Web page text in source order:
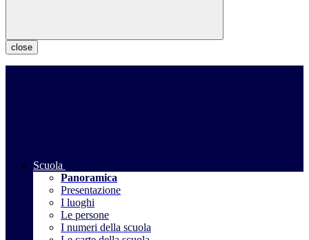
close
Scuola
Panoramica
Presentazione
I luoghi
Le persone
I numeri della scuola